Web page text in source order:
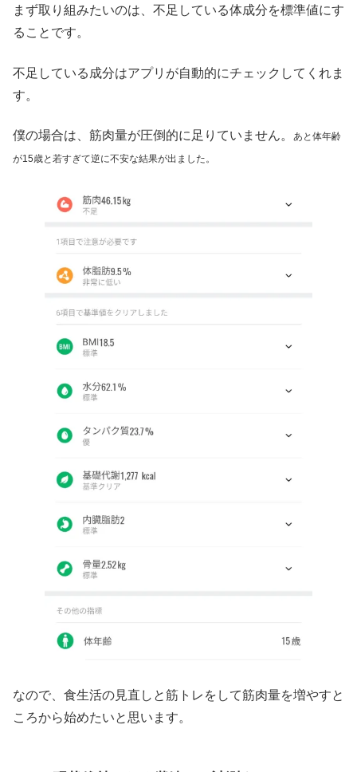
まず取り組みたいのは、不足している体成分を標準値にす
ることです。
不足している成分はアプリが自動的にチェックしてくれま
す。
僕の場合は、筋肉量が圧倒的に足りていません。
あと体年齢
が15歳と若すぎて逆に不安な結果が出ました。
なので、食生活の見直しと筋トレをして筋肉量を増やすと
ころから始めたいと思います。